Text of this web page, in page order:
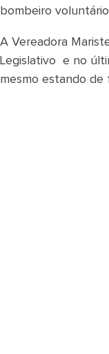
bombeiro
A Vereadora
Legislativo e no
mesmo estando de